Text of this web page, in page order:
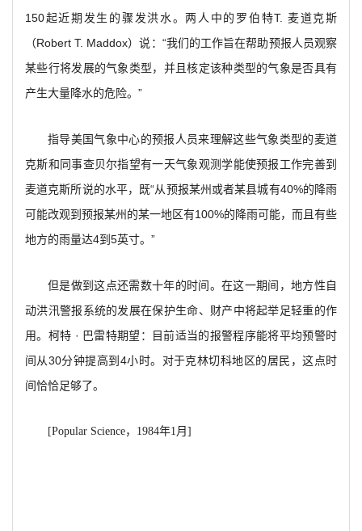
150起近期发生的骤发洪水。两人中的罗伯特T. 麦道克斯
（Robert T. Maddox）说：“我们的工作旨在帮助预报人员观察
某些行将发展的气象类型，并且核定该种类型的气象是否具有
产生大量降水的危险。”
指导美国气象中心的预报人员来理解这些气象类型的麦道
克斯和同事查贝尔指望有一天气象观测学能使预报工作完善到
麦道克斯所说的水平，既“从预报某州或者某县城有40%的降雨
可能改观到预报某州的某一地区有100%的降雨可能，而且有些
地方的雨量达4到5英寸。”
但是做到这点还需数十年的时间。在这一期间，地方性自
动洪汛警报系统的发展在保护生命、财产中将起举足轻重的作
用。柯特 · 巴雷特期望：目前适当的报警程序能将平均预警时
间从30分钟提高到4小时。对于克林切科地区的居民，这点时
间恰恰足够了。
[Popular Science，1984年1月]